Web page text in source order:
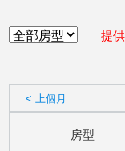
提
< 上個月
房型